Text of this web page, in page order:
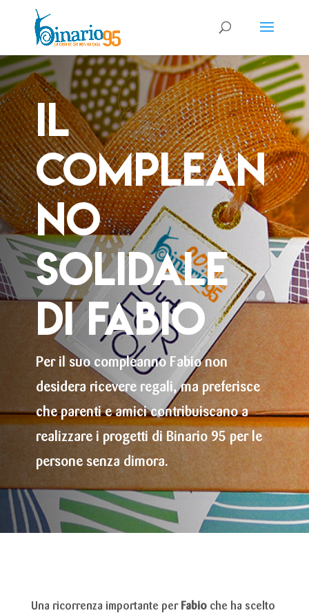
il
complean
no
solidale
di FABIO
Per il suo compleanno Fabio non
desidera ricevere regali, ma preferisce
che parenti e amici contribuiscano a
realizzare i progetti di Binario 95 per le
persone senza dimora.
Una ricorrenza importante per Fabio che ha scelto